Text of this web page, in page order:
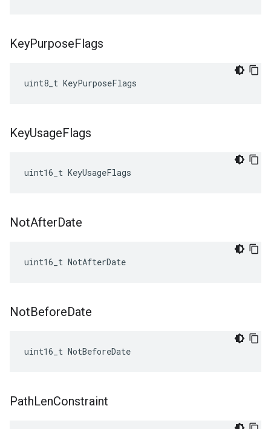
KeyPurposeFlags
uint8_t KeyPurposeFlags
KeyUsageFlags
uint16_t KeyUsageFlags
NotAfterDate
uint16_t NotAfterDate
NotBeforeDate
uint16_t NotBeforeDate
PathLenConstraint